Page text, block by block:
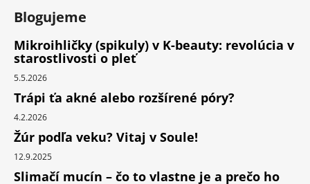
Blogujeme
Mikroihličky (spikuly) v K-beauty: revolúcia v
starostlivosti o pleť
5.5.2026
Trápi ťa akné alebo rozšírené póry?
4.2.2026
Žúr podľa veku? Vitaj v Soule!
12.9.2025
Slimačí mucín – čo to vlastne je a prečo ho